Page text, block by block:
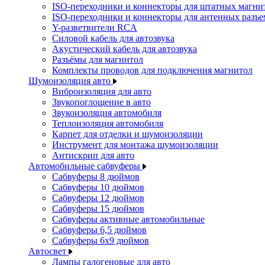
ISO-переходники и коннекторы для штатных
ISO-переходники и коннекторы для антенных
Y-разветвители RCA
Силовой кабель для автозвука
Акустический кабель для автозвука
Разъёмы для магнитол
Комплекты проводов для подключения магнитол
Шумоизоляция авто
Виброизоляция для авто
Звукопоглощение в авто
Звукоизоляция автомобиля
Теплоизоляция автомобиля
Карпет для отделки и шумоизоляции
Инструмент для монтажа шумоизоляции
Антискрип для авто
Автомобильные сабвуферы
Сабвуферы 8 дюймов
Сабвуферы 10 дюймов
Сабвуферы 12 дюймов
Сабвуферы 15 дюймов
Сабвуферы активные автомобильные
Сабвуферы 6,5 дюймов
Сабвуферы 6x9 дюймов
Автосвет
Лампы галогеновые для авто